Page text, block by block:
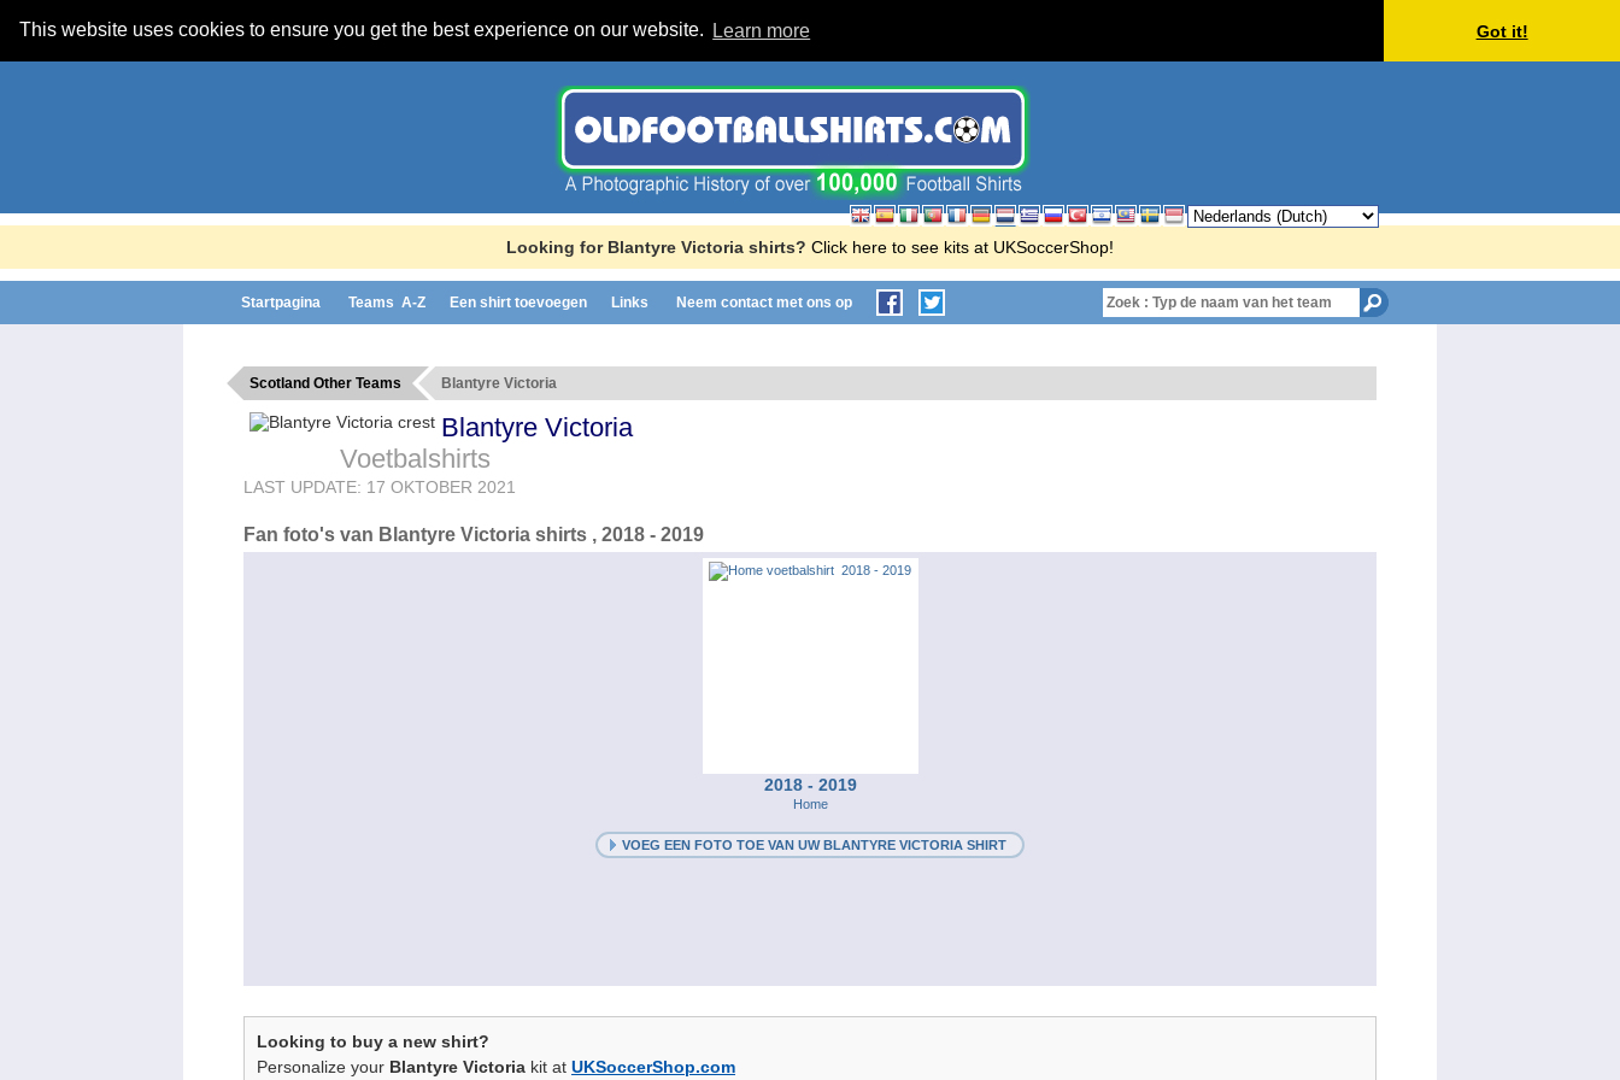
This website uses cookies to ensure you get the best experience on our website. Learn more Got it!
Looking for Blantyre Victoria shirts? Click here to see kits at UKSoccerShop!
Startpagina Teams A-Z Een shirt toevoegen Links Neem contact met ons op
Scotland Other Teams Blantyre Victoria
Blantyre Victoria
Voetbalshirts
LAST UPDATE: 17 OKTOBER 2021
Fan foto's van Blantyre Victoria shirts , 2018 - 2019
2018 - 2019
Home
VOEG EEN FOTO TOE VAN UW BLANTYRE VICTORIA SHIRT
Looking to buy a new shirt?
Personalize your Blantyre Victoria kit at UKSoccerShop.com